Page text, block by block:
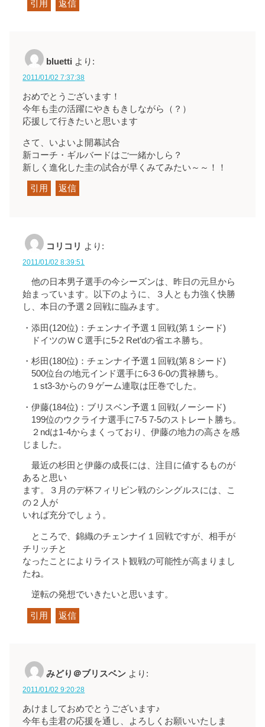
引用 返信
bluetti より:
2011/01/02 7:37:38
おめでとうございます！
今年も圭の活躍にやきもきしながら（？）
応援して行きたいと思います
さて、いよいよ開幕試合
新コーチ・ギルバードはご一緒かしら？
新しく進化した圭の試合が早くみてみたい～～！！
引用 返信
コリコリ より:
2011/01/02 8:39:51
他の日本男子選手の今シーズンは、昨日の元旦から
始まっています。以下のように、３人とも力強く快勝
し、本日の予選２回戦に臨みます。
・添田(120位)：チェンナイ予選１回戦(第１シード)
ドイツのＷＣ選手に5-2 Ret’dの省エネ勝ち。
・杉田(180位)：チェンナイ予選１回戦(第８シード)
500位台の地元インド選手に6-3 6-0の貫禄勝ち。
１st3-3からの９ゲーム連取は圧巻でした。
・伊藤(184位)：ブリスベン予選１回戦(ノーシード)
199位のウクライナ選手に7-5 7-5のストレート勝ち。
２ndは1-4からまくっており、伊藤の地力の高さを感
じました。
最近の杉田と伊藤の成長には、注目に値するものが
あると思い
ます。３月のデ杯フィリピン戦のシングルスには、こ
の２人が
いれば充分でしょう。
ところで、錦織のチェンナイ１回戦ですが、相手が
チリッチと
なったことによりライスト観戦の可能性が高まりまし
たね。
逆転の発想でいきたいと思います。
引用 返信
みどり＠ブリスベン より:
2011/01/02 9:20:28
あけましておめでとうございます♪
今年も圭君の応援を通し、よろしくお願いいたしま